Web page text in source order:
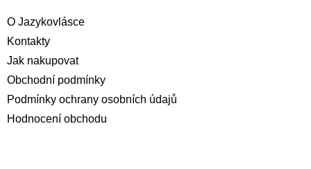
O Jazykovlásce
Kontakty
Jak nakupovat
Obchodní podmínky
Podmínky ochrany osobních údajů
Hodnocení obchodu